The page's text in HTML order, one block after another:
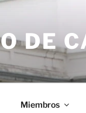
DE
Miembros